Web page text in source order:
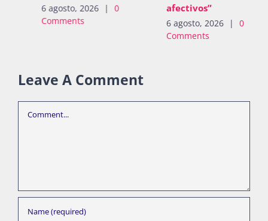
6 agosto, 2026 | 0
Comments
afectivos”
6 agosto, 2026 | 0
Comments
Leave A Comment
Comment